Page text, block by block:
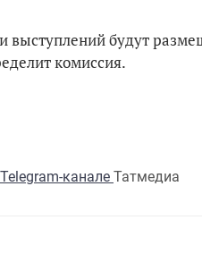
выступлений будут
комиссия.
Telegram-канале Татмедиа